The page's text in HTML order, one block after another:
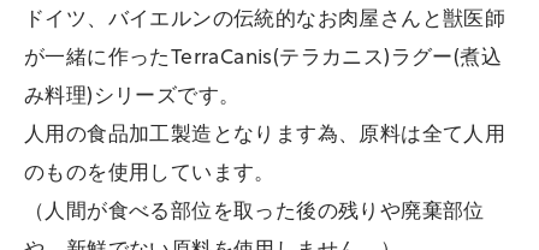
ドイツ、バイエルンの伝統的なお肉屋さんと獣医師
が一緒に作ったTerraCanis(テラカニス)ラグー(煮込
み料理)シリーズです。
人用の食品加工製造となります為、原料は全て人用
のものを使用しています。
（人間が食べる部位を取った後の残りや廃棄部位